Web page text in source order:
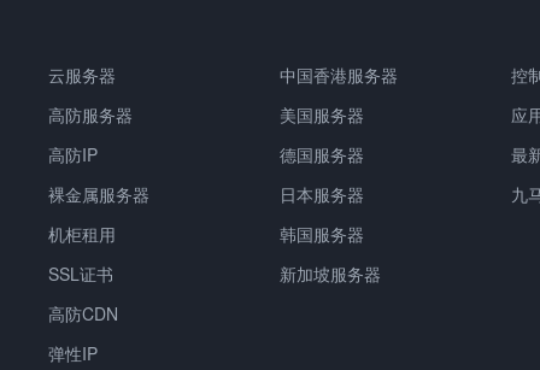
云服务器
高防服务器
高防IP
裸金属服务器
机柜租用
SSL证书
高防CDN
弹性IP
中国香港服务器
美国服务器
德国服务器
日本服务器
韩国服务器
新加坡服务器
控
应
最
九